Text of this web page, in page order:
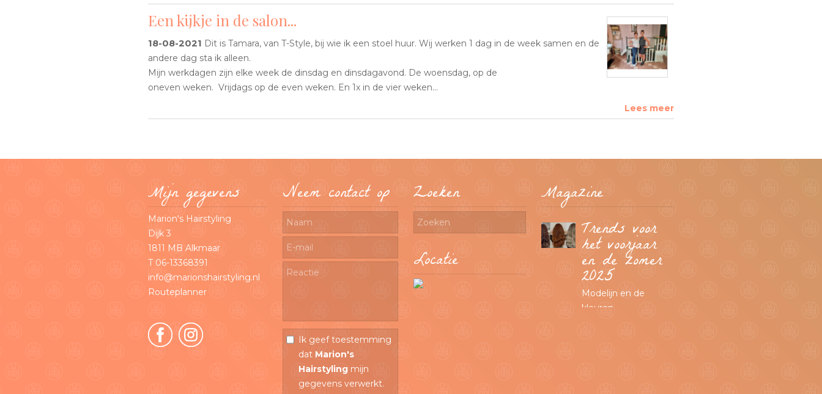
Een kijkje in de salon...
18-08-2021 Dit is Tamara, van T-Style, bij wie ik een stoel huur. Wij werken 1 dag in de week samen en de
andere dag sta ik alleen.
Mijn werkdagen zijn elke week de dinsdag en dinsdagavond. De woensdag, op de
oneven weken. Vrijdags op de even weken. En 1x in de vier weken…
Lees meer
Mijn gegevens
Marion's Hairstyling
Dijk 3
1811 MB Alkmaar
T 06-13368391
info@marionshairstyling.nl
Routeplanner
Neem contact op
Ik geef toestemming
dat Marion's
Hairstyling mijn
gegevens verwerkt.
Zoeken
Locatie
Magazine
Zomervakantie
moment!
Trends voor
het voorjaar
en de zomer
2025
Modelijn en de
kleuren